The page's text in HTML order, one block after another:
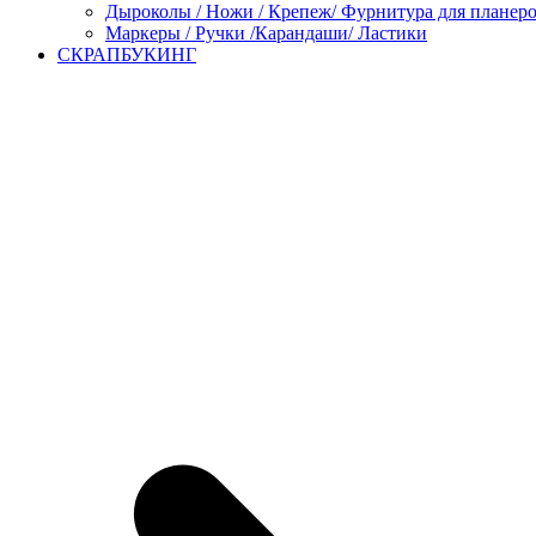
Дыроколы / Ножи / Крепеж/ Фурнитура для
Маркеры / Ручки /Карандаши/ Ластики
СКРАПБУКИНГ